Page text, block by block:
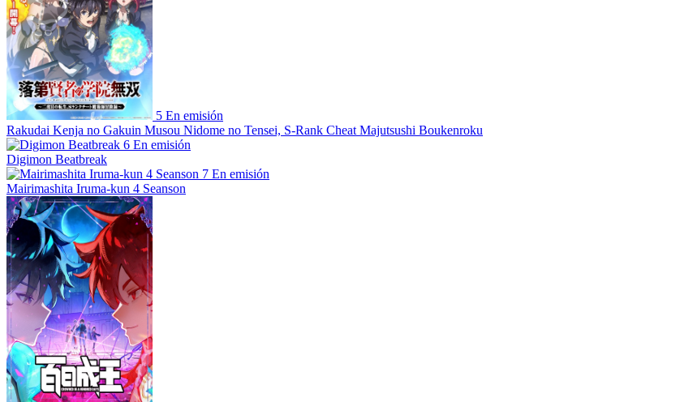
5 En emisión
Rakudai Kenja no Gakuin Musou Nidome no Tensei, S-Rank Cheat Majutsushi Boukenroku
6 En emisión
Digimon Beatbreak
7 En emisión
Mairimashita Iruma-kun 4 Seanson